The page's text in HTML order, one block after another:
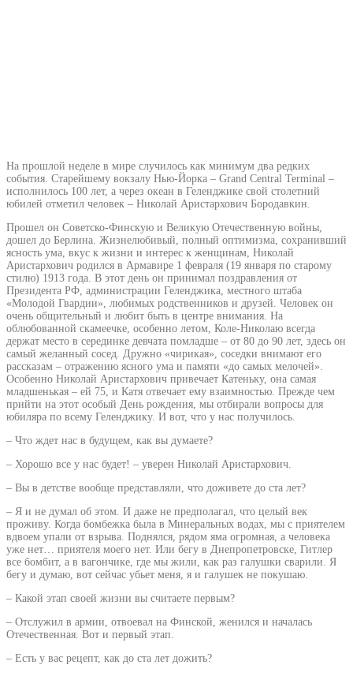
На прошлой неделе в мире случилось как минимум два редких
события. Старейшему вокзалу Нью-Йорка – Grand Central Terminal –
исполнилось 100 лет, а через океан в Геленджике свой столетний
юбилей отметил человек – Николай Аристархович Бородавкин.
Прошел он Советско-Финскую и Великую Отечественную войны,
дошел до Берлина. Жизнелюбивый, полный оптимизма, сохранивший
ясность ума, вкус к жизни и интерес к женщинам, Николай
Аристархович родился в Армавире 1 февраля (19 января по старому
стилю) 1913 года. В этот день он принимал поздравления от
Президента РФ, администрации Геленджика, местного штаба
«Молодой Гвардии», любимых родственников и друзей. Человек он
очень общительный и любит быть в центре внимания. На
облюбованной скамеечке, особенно летом, Коле-Николаю всегда
держат место в серединке девчата помладше – от 80 до 90 лет, здесь он
самый желанный сосед. Дружно «чирикая», соседки внимают его
рассказам – отражению ясного ума и памяти «до самых мелочей».
Особенно Николай Аристархович привечает Катеньку, она самая
младшенькая – ей 75, и Катя отвечает ему взаимностью. Прежде чем
прийти на этот особый День рождения, мы отбирали вопросы для
юбиляра по всему Геленджику. И вот, что у нас получилось.
– Что ждет нас в будущем, как вы думаете?
– Хорошо все у нас будет! – уверен Николай Аристархович.
– Вы в детстве вообще представляли, что доживете до ста лет?
– Я и не думал об этом. И даже не предполагал, что целый век
проживу. Когда бомбежка была в Минеральных водах, мы с приятелем
вдвоем упали от взрыва. Поднялся, рядом яма огромная, а человека
уже нет… приятеля моего нет. Или бегу в Днепропетровске, Гитлер
все бомбит, а в вагончике, где мы жили, как раз галушки сварили. Я
бегу и думаю, вот сейчас убьет меня, я и галушек не покушаю.
– Какой этап своей жизни вы считаете первым?
– Отслужил в армии, отвоевал на Финской, женился и началась
Отечественная. Вот и первый этап.
– Есть у вас рецепт, как до ста лет дожить?